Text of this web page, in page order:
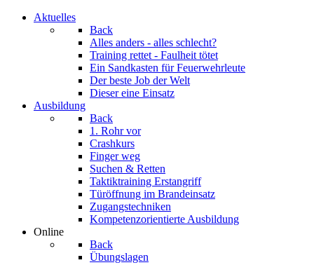
Aktuelles
Back
Alles anders - alles schlecht?
Training rettet - Faulheit tötet
Ein Sandkasten für Feuerwehrleute
Der beste Job der Welt
Dieser eine Einsatz
Ausbildung
Back
1. Rohr vor
Crashkurs
Finger weg
Suchen & Retten
Taktiktraining Erstangriff
Türöffnung im Brandeinsatz
Zugangstechniken
Kompetenzorientierte Ausbildung
Online
Back
Übungslagen